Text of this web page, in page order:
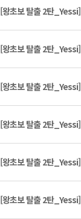
[왕초보 탈출 2탄_Yessi]
[왕초보 탈출 2탄_Yessi]
[왕초보 탈출 2탄_Yessi]
[왕초보 탈출 2탄_Yessi]
[왕초보 탈출 2탄_Yessi]
[왕초보 탈출 2탄_Yessi]